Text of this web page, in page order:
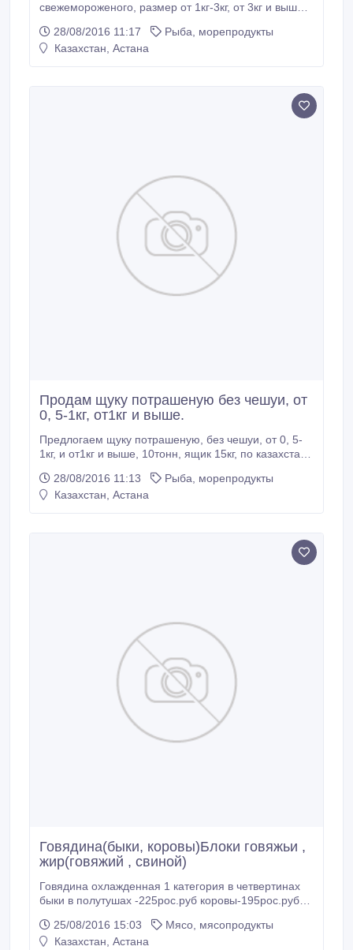
свежемороженого, размер от 1кг-3кг, от 3кг и выше,
самовывоз.Моб.+77785759125..
28/08/2016 11:17
Рыба, морепродукты
Казахстан, Астана
Продам щуку потрашеную без чешуи, от
0, 5-1кг, от1кг и выше.
Предлогаем щуку потрашеную, без чешуи, от 0, 5-
1кг, и от1кг и выше, 10тонн, ящик 15кг, по казахстану
Моб.+77785759125..
28/08/2016 11:13
Рыба, морепродукты
Казахстан, Астана
Говядина(быки, коровы)Блоки говяжьи ,
жир(говяжий , свиной)
Говядина охлажденная 1 категория в четвертинах
быки в полутушах -225рос.руб коровы-195рос.руб
полутушах-185рос.руб Блоки говяжьи
замороженные 2 сорта в количестве 20 тонн
25/08/2016 15:03
Мясо, мясопродукты
Казахстан, Астана